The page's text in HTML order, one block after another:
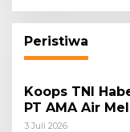
Peristiwa
Koops TNI
PT AMA Air
Taktis
3 Juli 2026